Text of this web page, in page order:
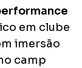
em clube
imersão
camp